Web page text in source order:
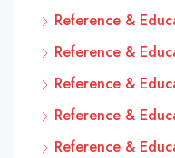
Reference &
Reference &
Reference &
Reference &
Reference &